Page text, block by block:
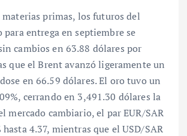
materias primas, los futuros del
entrega en septiembre se
cambios en 63.88 dólares por
que el Brent avanzó ligeramente un
en 66.59 dólares. El oro tuvo un
cerrando en 3,491.30 dólares la
mercado cambiario, el par EUR/SAR
4.37, mientras que el USD/SAR